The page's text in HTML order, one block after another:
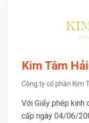
Kim Tâm
Công ty cổ phần Kim
Với Giấy phép kinh
cấp ngày 04/06/